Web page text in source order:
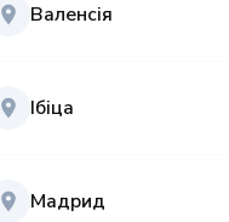
Валенсія
Ібіца
Мадрид